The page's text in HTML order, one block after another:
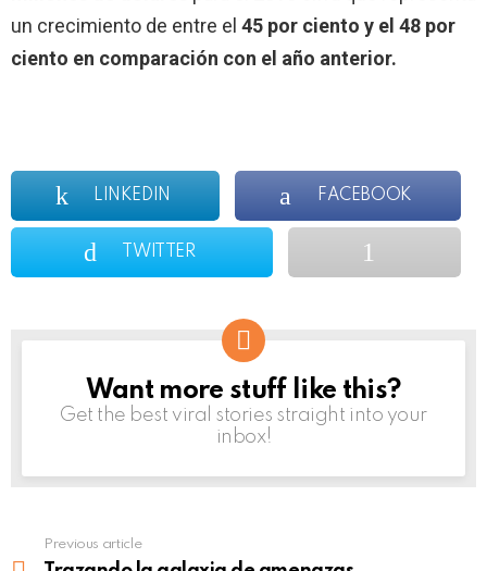
un crecimiento de entre el 45 por ciento y el 48 por
ciento en comparación con el año anterior.
LINKEDIN FACEBOOK
TWITTER
NEWSLETTER
Want more stuff like this?
Get the best viral stories straight into your
inbox!
Previous article